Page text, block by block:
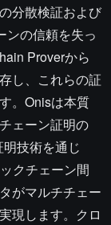
分散検証および
ンの信頼を失っ
Proverから
し、これらの証
。Onisは本質
ェーン証明の
技術を通じ
クチェーン間
がマルチチェー
現します。クロ